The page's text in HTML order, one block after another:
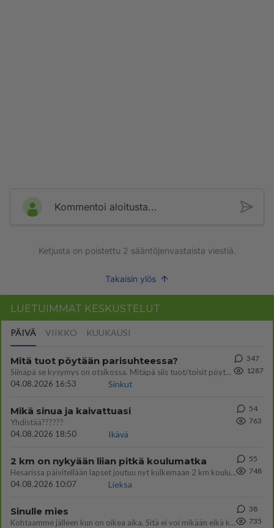
Kommentoi aloitusta...
Ketjusta on poistettu 2 sääntöjenvastaista viestiä.
Takaisin ylös
LUETUIMMAT KESKUSTELUT
PÄIVÄ VIIKKO KUUKAUSI
Mitä tuot pöytään parisuhteessa?
Siinäpä se kysymys on otsikossa. Mitäpä siis tuot/toisit pöytään parisuhteessa? Oletko mies vai nainen? Koetko sen mitä
04.08.2026 16:53
Sinkut
347
1287
Mikä sinua ja kaivattuasi
Yhdistää??????
04.08.2026 18:50
Ikävä
54
763
2 km on nykyään liian pitkä koulumatka
Hesarissa päivitellään lapset joutuu nyt kulkemaan 2 km kouluun jösses. Ruostefillarilla tuo matka menee vaikka miten äk
04.08.2026 10:07
Lieksa
55
748
Sinulle mies
Kohtaamme jälleen kun on oikea aika. Sitä ei voi mikään eikä kukaan estää <3 <3
38
735